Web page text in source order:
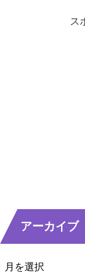
ス
アーカイブ